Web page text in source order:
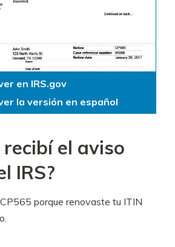
en IRS.gov
la versión en español
recibí el aviso
IRS?
porque renovaste tu ITIN